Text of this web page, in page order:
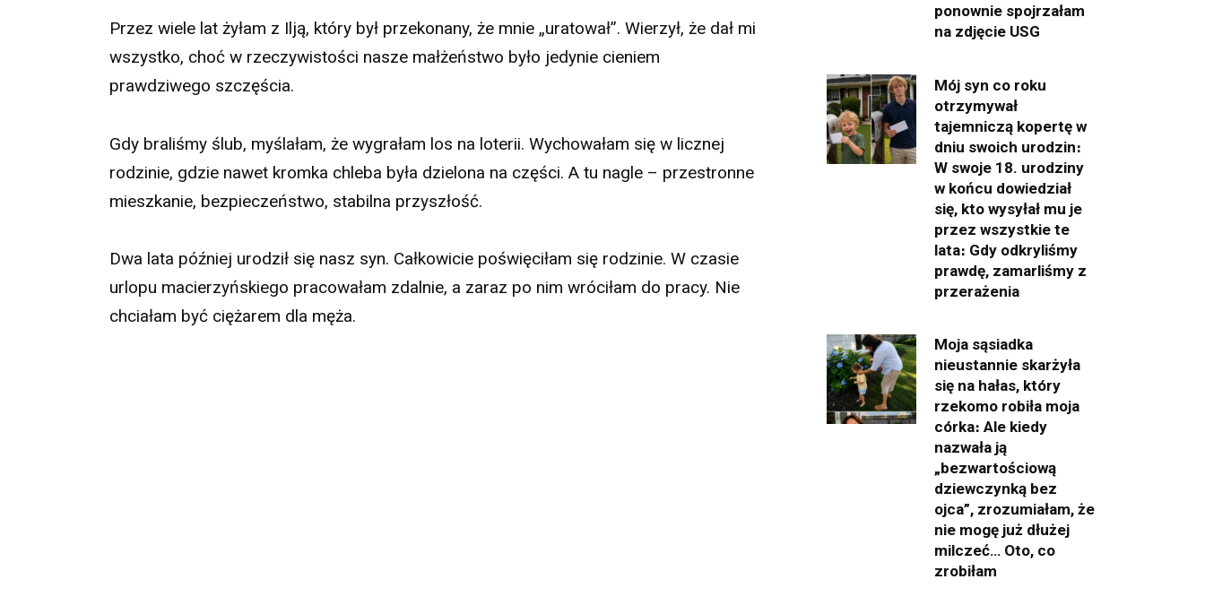
Przez wiele lat żyłam z Ilją, który był przekonany, że mnie „uratował”. Wierzył, że dał mi
wszystko, choć w rzeczywistości nasze małżeństwo było jedynie cieniem
prawdziwego szczęścia.
Gdy braliśmy ślub, myślałam, że wygrałam los na loterii. Wychowałam się w licznej
rodzinie, gdzie nawet kromka chleba była dzielona na części. A tu nagle – przestronne
mieszkanie, bezpieczeństwo, stabilna przyszłość.
Dwa lata później urodził się nasz syn. Całkowicie poświęciłam się rodzinie. W czasie
urlopu macierzyńskiego pracowałam zdalnie, a zaraz po nim wróciłam do pracy. Nie
chciałam być ciężarem dla męża.
ponownie spojrzałam
na zdjęcie USG
Mój syn co roku
otrzymywał
tajemniczą kopertę w
dniu swoich urodzin։
W swoje 18. urodziny
w końcu dowiedział
się, kto wysyłał mu je
przez wszystkie te
lata։ Gdy odkryliśmy
prawdę, zamarliśmy z
przerażenia
Moja sąsiadka
nieustannie skarżyła
się na hałas, który
rzekomo robiła moja
córka։ Ale kiedy
nazwała ją
„bezwartościową
dziewczynką bez
ojca”, zrozumiałam, że
nie mogę już dłużej
milczeć… Oto, co
zrobiłam